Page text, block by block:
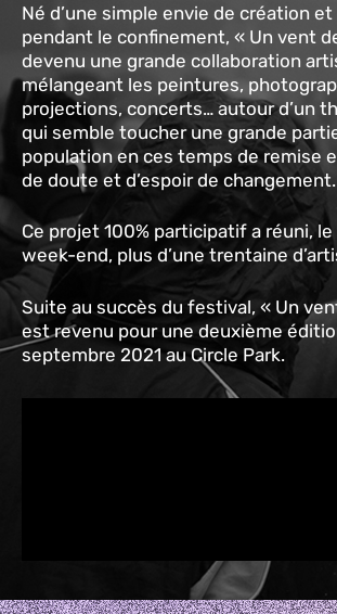
Né d’une simple envie de création
pendant le confinement, « Un vent
devenu une grande collaboration
mélangeant les peintures,
projections, concerts… autour d’un
qui semble toucher une grande
population en ces temps de remise
de doute et d’espoir de changement.
Ce projet 100% participatif a réuni, le
week-end, plus d’une trentaine
Suite au succès du festival, « Un
est revenu pour une deuxième
septembre 2021 au Circle Park.